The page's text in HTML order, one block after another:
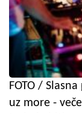
FOTO /
uz more -